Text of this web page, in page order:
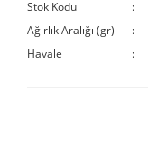
Stok Kodu
Ağırlık Aralığı (gr)
Havale